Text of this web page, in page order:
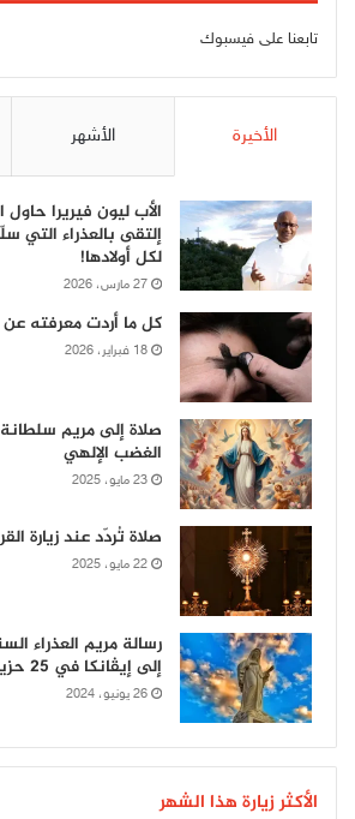
تابعنا على فيسبوك
الأخيرة الأشهر
الأب ليون فيريرا
إلتقى بالعذراء التي
لكل أولادها!
27 مارس، 2026
كل ما أردت معرفته عن
18 فبراير، 2026
صلاة إلى مريم
الغضب الإلهي
23 مايو، 2025
صلاة تُردّد عند زيارة
22 مايو، 2025
رسالة مريم العذراء
إلى إيڤانكا في 25 حزيران 2024
26 يونيو، 2024
الأكثر زيارة هذا الشهر